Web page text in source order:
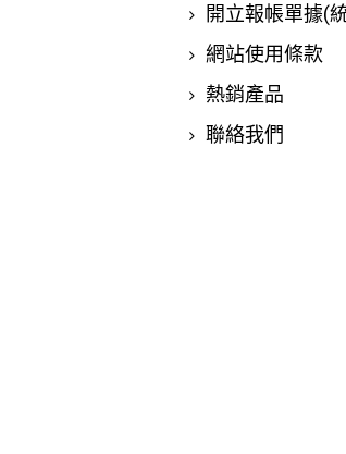
開立報帳單據(
網站使用條款
熱銷產品
聯絡我們